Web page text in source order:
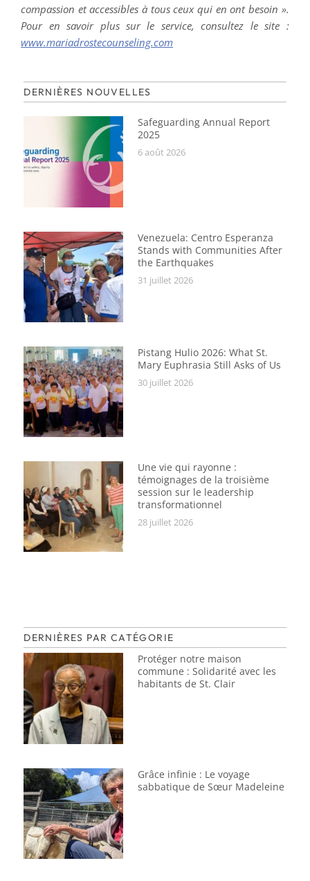
compassion et accessibles à tous ceux qui en ont besoin ».
Pour en savoir plus sur le service, consultez le site :
www.mariadrostecounseling.com
DERNIÈRES NOUVELLES
Safeguarding Annual Report
2025
6 août 2026
Venezuela: Centro Esperanza
Stands with Communities After
the Earthquakes
31 juillet 2026
Pistang Hulio 2026: What St.
Mary Euphrasia Still Asks of Us
30 juillet 2026
Une vie qui rayonne :
témoignages de la troisième
session sur le leadership
transformationnel
28 juillet 2026
DERNIÈRES PAR CATÉGORIE
Protéger notre maison
commune : Solidarité avec les
habitants de St. Clair
Grâce infinie : Le voyage
sabbatique de Sœur Madeleine